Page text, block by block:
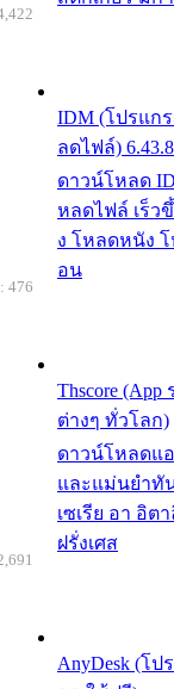
IDM (โปรแกร
ลดไฟล์) 6.43.8
ดาวน์โหลด
หลดไฟล์ เร็ว
ง โหลดหนัง โ
อน
Thscore
ต่างๆ ทั่วโลก)
ดาวน์โหลดแอ
และแม่นยำทั
เซเรีย อา อิต
ฝรั่งเศส
476
AnyDesk (โ